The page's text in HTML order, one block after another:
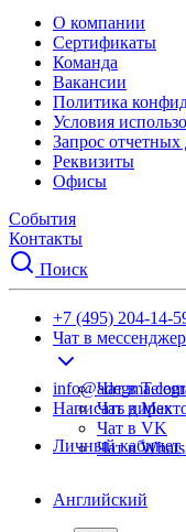
О компании
Сертификаты
Команда
Вакансии
Политика
Условия
Запрос отчетных
Реквизиты
Офисы
События
Контакты
Поиск
+7 (495) 204-14-
Чат в
Чат в
Чат в Max
Чат в VK
Чат в
info@adegma.com
Написать
Личный кабинет
Английский